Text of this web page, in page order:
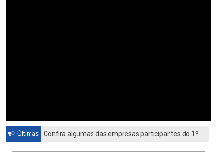
Últimas
Confira algumas das empresas participantes do 1º